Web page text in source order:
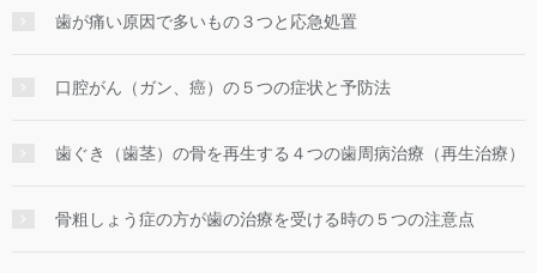
歯が痛い原因で多いもの３つと応急処置
口腔がん（ガン、癌）の５つの症状と予防法
歯ぐき（歯茎）の骨を再生する４つの歯周病治療（再生治療）
骨粗しょう症の方が歯の治療を受ける時の５つの注意点